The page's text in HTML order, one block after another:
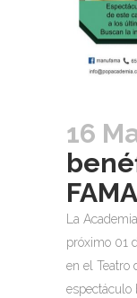
16
FAMA
La
próximo 01
en el Teatro
espectáculo